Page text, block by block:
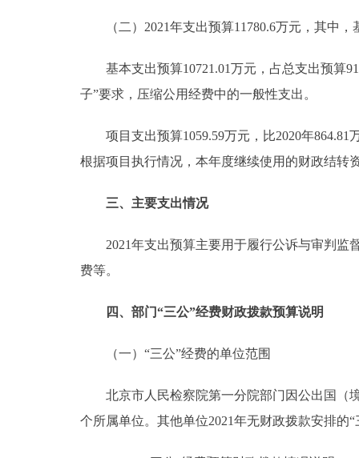
（二）2021年支出预算11780.6万元，其中，
基本支出预算10721.01万元，占总支出预算
子”要求，压缩公用经费中的一般性支出。
项目支出预算1059.59万元，比2020年864.81
根据项目执行情况，本年度继续使用的财政结转
三、主要支出情况
2021年支出预算主要用于履行公诉与审判监
费等。
四、部门“三公”经费财政拨款预算说明
（一）“三公”经费的单位范围
北京市人民检察院第一分院部门因公出国（境
个所属单位。其他单位2021年无财政拨款安排的